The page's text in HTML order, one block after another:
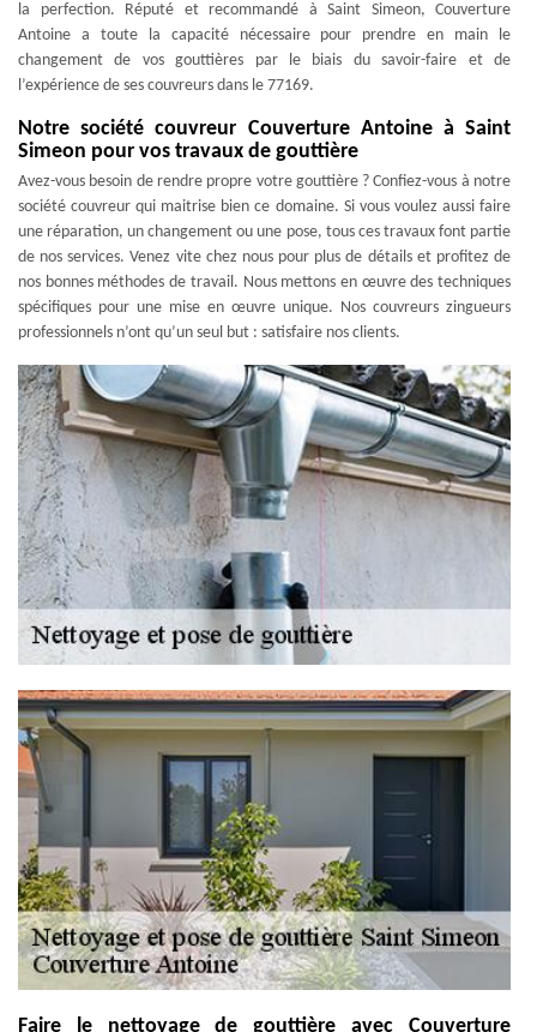
la perfection. Réputé et recommandé à Saint Simeon, Couverture
Antoine a toute la capacité nécessaire pour prendre en main le
changement de vos gouttières par le biais du savoir-faire et de
l’expérience de ses couvreurs dans le 77169.
Notre société couvreur Couverture Antoine à Saint
Simeon pour vos travaux de gouttière
Avez-vous besoin de rendre propre votre gouttière ? Confiez-vous à notre
société couvreur qui maitrise bien ce domaine. Si vous voulez aussi faire
une réparation, un changement ou une pose, tous ces travaux font partie
de nos services. Venez vite chez nous pour plus de détails et profitez de
nos bonnes méthodes de travail. Nous mettons en œuvre des techniques
spécifiques pour une mise en œuvre unique. Nos couvreurs zingueurs
professionnels n’ont qu’un seul but : satisfaire nos clients.
Faire le nettoyage de gouttière avec Couverture